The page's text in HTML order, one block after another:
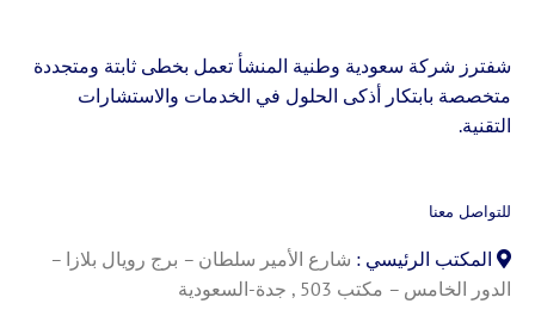
شفترز شركة سعودية وطنية المنشأ تعمل بخطى ثابتة ومتجددة
متخصصة بابتكار أذكى الحلول في الخدمات والاستشارات
التقنية.
للتواصل معنا
المكتب الرئيسي : شارع الأمير سلطان – برج رويال بلازا –
الدور الخامس – مكتب 503 , جدة-السعودية